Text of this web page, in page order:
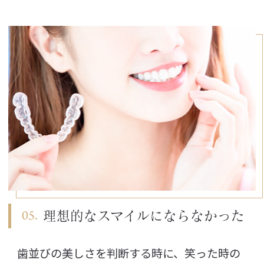
理想的なスマイルに ならなかった
歯並びの美しさを判断する時に、笑った時の